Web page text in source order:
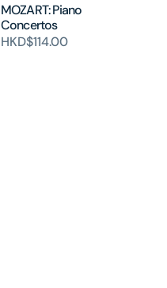
MOZART: Piano
Concertos
HKD$114.00